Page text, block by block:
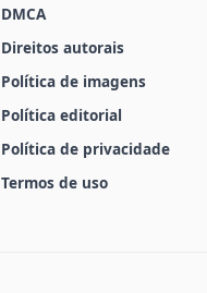
DMCA
Direitos autorais
Política de imagens
Política editorial
Política de privacidade
Termos de uso